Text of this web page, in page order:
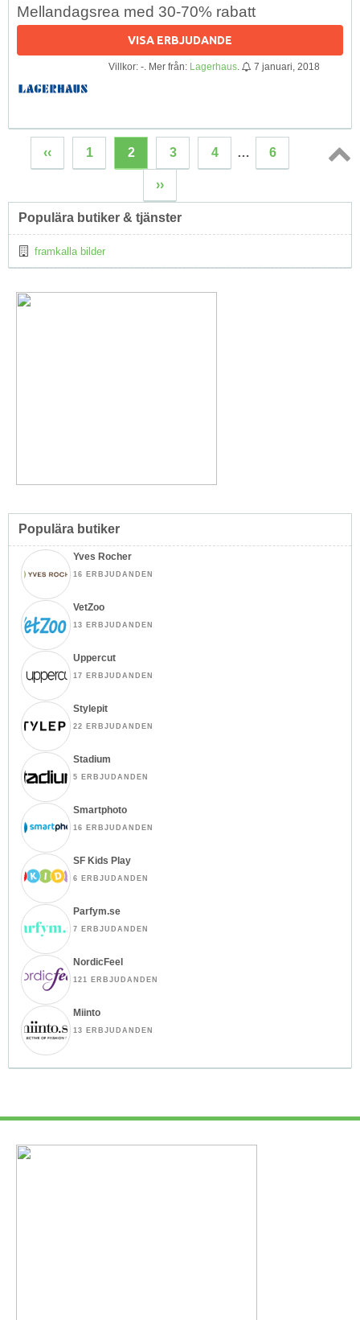
Mellandagsrea med 30-70% rabatt
VISA ERBJUDANDE
Villkor: -. Mer från: Lagerhaus 7 januari, 2018
‹‹ 1 2 3 4 … 6
››
Populära butiker & tjänster
framkalla bilder
Populära butiker
Yves Rocher
16 ERBJUDANDEN
VetZoo
13 ERBJUDANDEN
Uppercut
17 ERBJUDANDEN
Stylepit
22 ERBJUDANDEN
Stadium
5 ERBJUDANDEN
Smartphoto
16 ERBJUDANDEN
SF Kids Play
6 ERBJUDANDEN
Parfym.se
7 ERBJUDANDEN
NordicFeel
121 ERBJUDANDEN
Miinto
13 ERBJUDANDEN